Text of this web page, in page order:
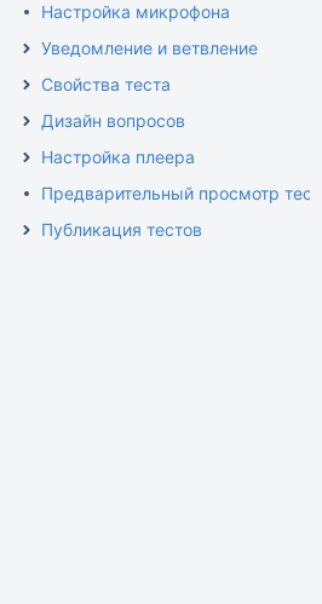
Настройка микрофона
Уведомление и ветвление
Свойства теста
Дизайн вопросов
Настройка плеера
Предварительный просмотр теста
Публикация тестов